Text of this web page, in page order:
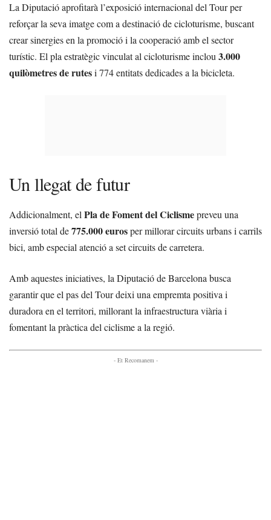
La Diputació aprofitarà l’exposició internacional del Tour per
reforçar la seva imatge com a destinació de cicloturisme, buscant
crear sinergies en la promoció i la cooperació amb el sector
turístic. El pla estratègic vinculat al cicloturisme inclou 3.000
quilòmetres de rutesi 774 entitats dedicades a la bicicleta.
Un llegat de futur
Addicionalment, el Pla de Foment del Ciclismepreveu una
inversió total de775.000 eurosper millorar circuits urbans i carrils
bici, amb especial atenció a set circuits de carretera.
Amb aquestes iniciatives, la Diputació de Barcelona busca
garantir que el pas del Tour deixi una empremta positiva i
duradora en el territori, millorant la infraestructura viària i
fomentant la pràctica del ciclisme a la regió.
- Et Recomanem -